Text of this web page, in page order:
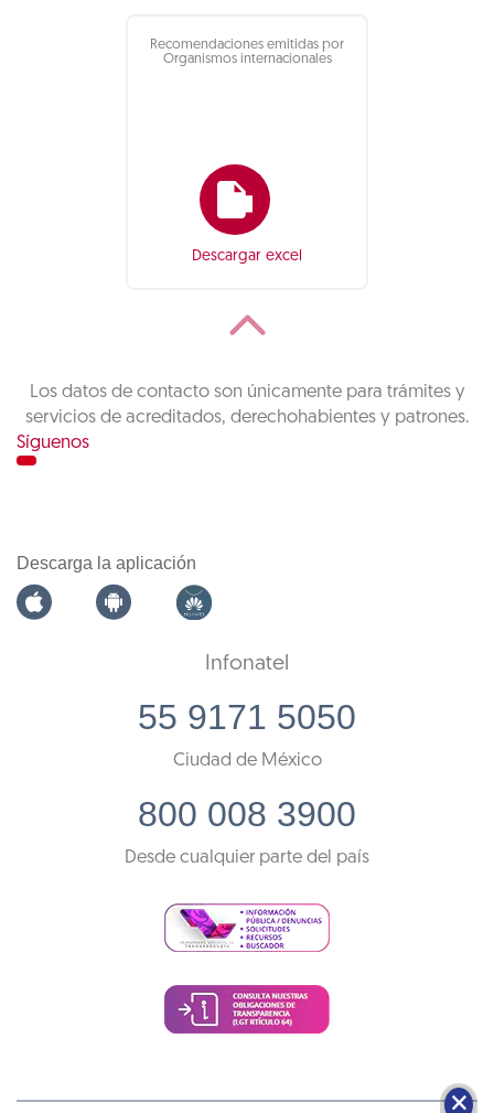
Recomendaciones emitidas por
Organismos internacionales
Descargar excel
Los datos de contacto son únicamente para trámites y
servicios de acreditados, derechohabientes y patrones.
Síguenos
Descarga la aplicación
Infonatel
55 9171 5050
Ciudad de México
800 008 3900
Desde cualquier parte del país
🗙